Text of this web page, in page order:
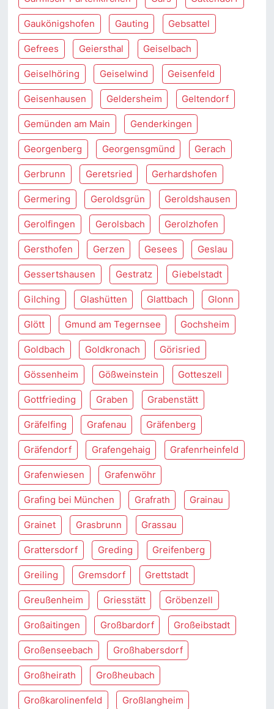
Gaukönigshofen Gauting Gebsattel
Gefrees Geiersthal Geiselbach
Geiselhöring Geiselwind Geisenfeld
Geisenhausen Geldersheim Geltendorf
Gemünden am Main Genderkingen
Georgenberg Georgensgmünd Gerach
Gerbrunn Geretsried Gerhardshofen
Germering Geroldsgrün Geroldshausen
Gerolfingen Gerolsbach Gerolzhofen
Gersthofen Gerzen Gesees Geslau
Gessertshausen Gestratz Giebelstadt
Gilching Glashütten Glattbach Glonn
Glött Gmund am Tegernsee Gochsheim
Goldbach Goldkronach Görisried
Gössenheim Gößweinstein Gotteszell
Gottfrieding Graben Grabenstätt
Gräfelfing Grafenau Gräfenberg
Gräfendorf Grafengehaig Grafenrheinfeld
Grafenwiesen Grafenwöhr
Grafing bei München Grafrath Grainau
Grainet Grasbrunn Grassau
Grattersdorf Greding Greifenberg
Greiling Gremsdorf Grettstadt
Greußenheim Griesstätt Gröbenzell
Großaitingen Großbardorf Großeibstadt
Großenseebach Großhabersdorf
Großheirath Großheubach
Großkarolinenfeld Großlangheim